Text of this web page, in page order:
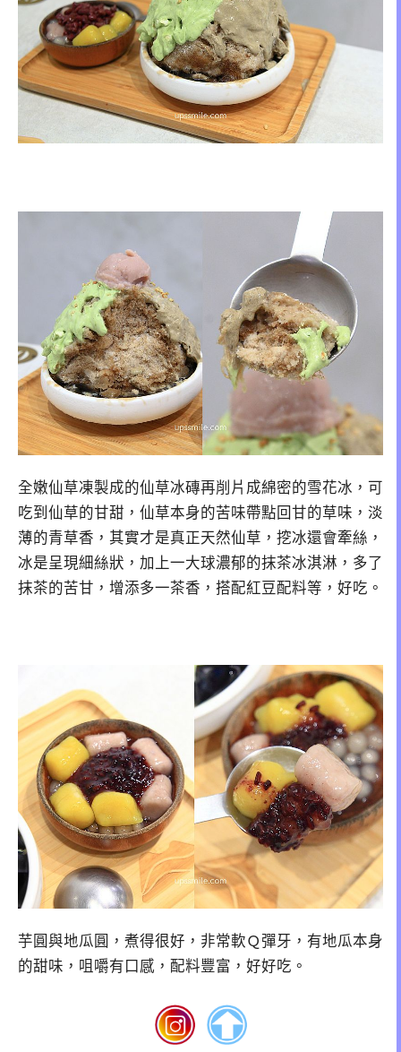
全嫩仙草凍製成的仙草冰磚再削片成綿密的雪花冰，可
吃到仙草的甘甜，仙草本身的苦味帶點回甘的草味，淡
薄的青草香，其實才是真正天然仙草，挖冰還會牽絲，
冰是呈現細絲狀，加上一大球濃郁的抹茶冰淇淋，多了
抹茶的苦甘，增添多一茶香，搭配紅豆配料等，好吃。
芋圓與地瓜圓，煮得很好，非常軟Ｑ彈牙，有地瓜本身
的甜味，咀嚼有口感，配料豐富，好好吃。